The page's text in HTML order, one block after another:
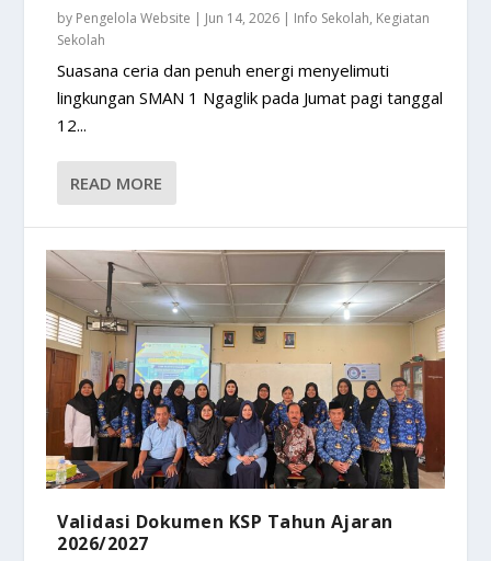
by Pengelola Website | Jun 14, 2026 | Info Sekolah, Kegiatan
Sekolah
Suasana ceria dan penuh energi menyelimuti
lingkungan SMAN 1 Ngaglik pada Jumat pagi tanggal
12...
READ MORE
Validasi Dokumen KSP Tahun Ajaran
2026/2027